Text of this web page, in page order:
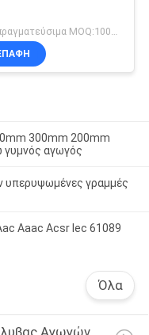
Διαπραγματεύσιμα MOQ:1000m
300mm 200mm
αγωγός
υπερυψωμένες γραμμές
Aaac Acsr Iec 61089
Όλα